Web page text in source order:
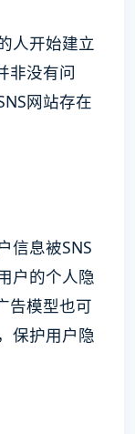
人开始建立
非没有问
网站存在
信息被SNS
户的个人隐
告模型也可
保护用户隐